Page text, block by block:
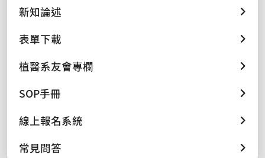
新知論述
表單下載
植醫系友會專欄
SOP手冊
線上報名系統
常見問答